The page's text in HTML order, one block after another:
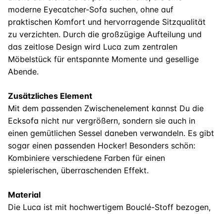
moderne Eyecatcher-Sofa suchen, ohne auf
praktischen Komfort und hervorragende Sitzqualität
zu verzichten. Durch die großzügige Aufteilung und
das zeitlose Design wird Luca zum zentralen
Möbelstück für entspannte Momente und gesellige
Abende.
Zusätzliches Element
Mit dem passenden Zwischenelement kannst Du die
Ecksofa nicht nur vergrößern, sondern sie auch in
einen gemütlichen Sessel daneben verwandeln. Es gibt
sogar einen passenden Hocker! Besonders schön:
Kombiniere verschiedene Farben für einen
spielerischen, überraschenden Effekt.
Material
Die Luca ist mit hochwertigem Bouclé-Stoff bezogen,